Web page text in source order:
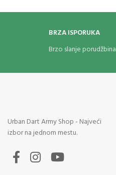
BRZA ISPORUKA
Brzo slanje porudžbina
Urban Dart Army Shop - Najveći
izbor na jednom mestu.